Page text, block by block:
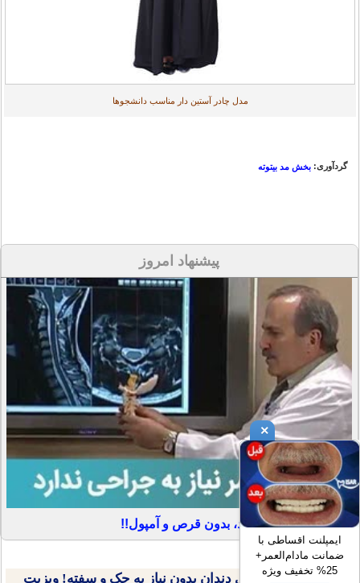
مدل چادر آستین دار مناسب دانشجوها
گردآوری: بخش مد بیتوته
پیشنهاد امروز
خداحافظی با کمردرد، بدون قرص و آمپول!!
ایمپلنت اقساطی دندان بدون نیاز به چک و سفته! ویزیت
×
ایمپلنت اقساطی با
ضمانت مادام‌العمر+
25% تخفیف ویژه